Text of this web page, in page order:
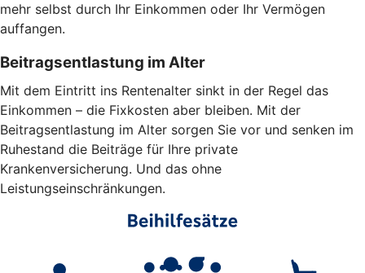
mehr selbst durch Ihr Einkommen oder Ihr Vermögen
auffangen.
Beitragsentlastung im Alter
Mit dem Eintritt ins Rentenalter sinkt in der Regel das
Einkommen – die Fixkosten aber bleiben. Mit der
Beitragsentlastung im Alter sorgen Sie vor und senken im
Ruhestand die Beiträge für Ihre private
Krankenversicherung. Und das ohne
Leistungseinschränkungen.